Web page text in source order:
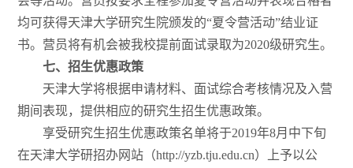
均可获得天津大学研究生院颁发的“夏令营活动”结业证
书。营员将有机会被我校提前面试录取为2020级研究生。
七、招生优惠政策
天津大学将根据申请材料、面试综合考核情况及入营
期间表现，提供相应的研究生招生优惠政策。
享受研究生招生优惠政策名单将于2019年8月中下旬
在天津大学研招办网站（http://yzb.tju.edu.cn）上予以公